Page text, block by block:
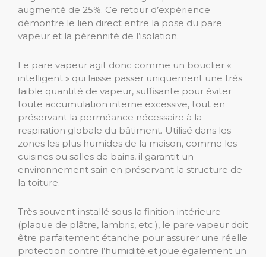
augmenté de 25%. Ce retour d’expérience
démontre le lien direct entre la pose du pare
vapeur et la pérennité de l’isolation.
Le pare vapeur agit donc comme un bouclier «
intelligent » qui laisse passer uniquement une très
faible quantité de vapeur, suffisante pour éviter
toute accumulation interne excessive, tout en
préservant la perméance nécessaire à la
respiration globale du bâtiment. Utilisé dans les
zones les plus humides de la maison, comme les
cuisines ou salles de bains, il garantit un
environnement sain en préservant la structure de
la toiture.
Très souvent installé sous la finition intérieure
(plaque de plâtre, lambris, etc.), le pare vapeur doit
être parfaitement étanche pour assurer une réelle
protection contre l’humidité et joue également un